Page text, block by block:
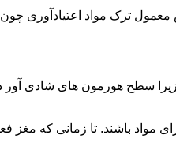
ترک مواد اعتیادآوری چون
سطح هورمون های شادی
باشند. تا زمانی که مغز